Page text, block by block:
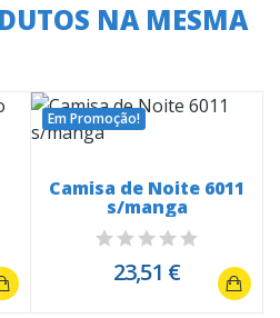
NA MESMA
Em Promoção!
Camisa de Noite 6011
s/manga
23,51 €